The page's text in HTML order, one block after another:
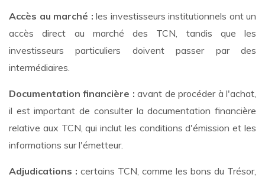
Accès au marché : les investisseurs institutionnels ont un
accès direct au marché des TCN, tandis que les
investisseurs particuliers doivent passer par des
intermédiaires.
Documentation financière :avant de procéder à l'achat,
il est important de consulter la documentation financière
relative aux TCN, qui inclut les conditions d'émission et les
informations sur l'émetteur.
Adjudications : certains TCN, comme les bons du Trésor,